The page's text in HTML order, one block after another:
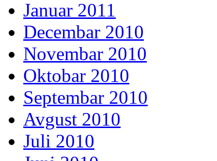
Januar 2011
Decembar 2010
Novembar 2010
Oktobar 2010
Septembar 2010
Avgust 2010
Juli 2010